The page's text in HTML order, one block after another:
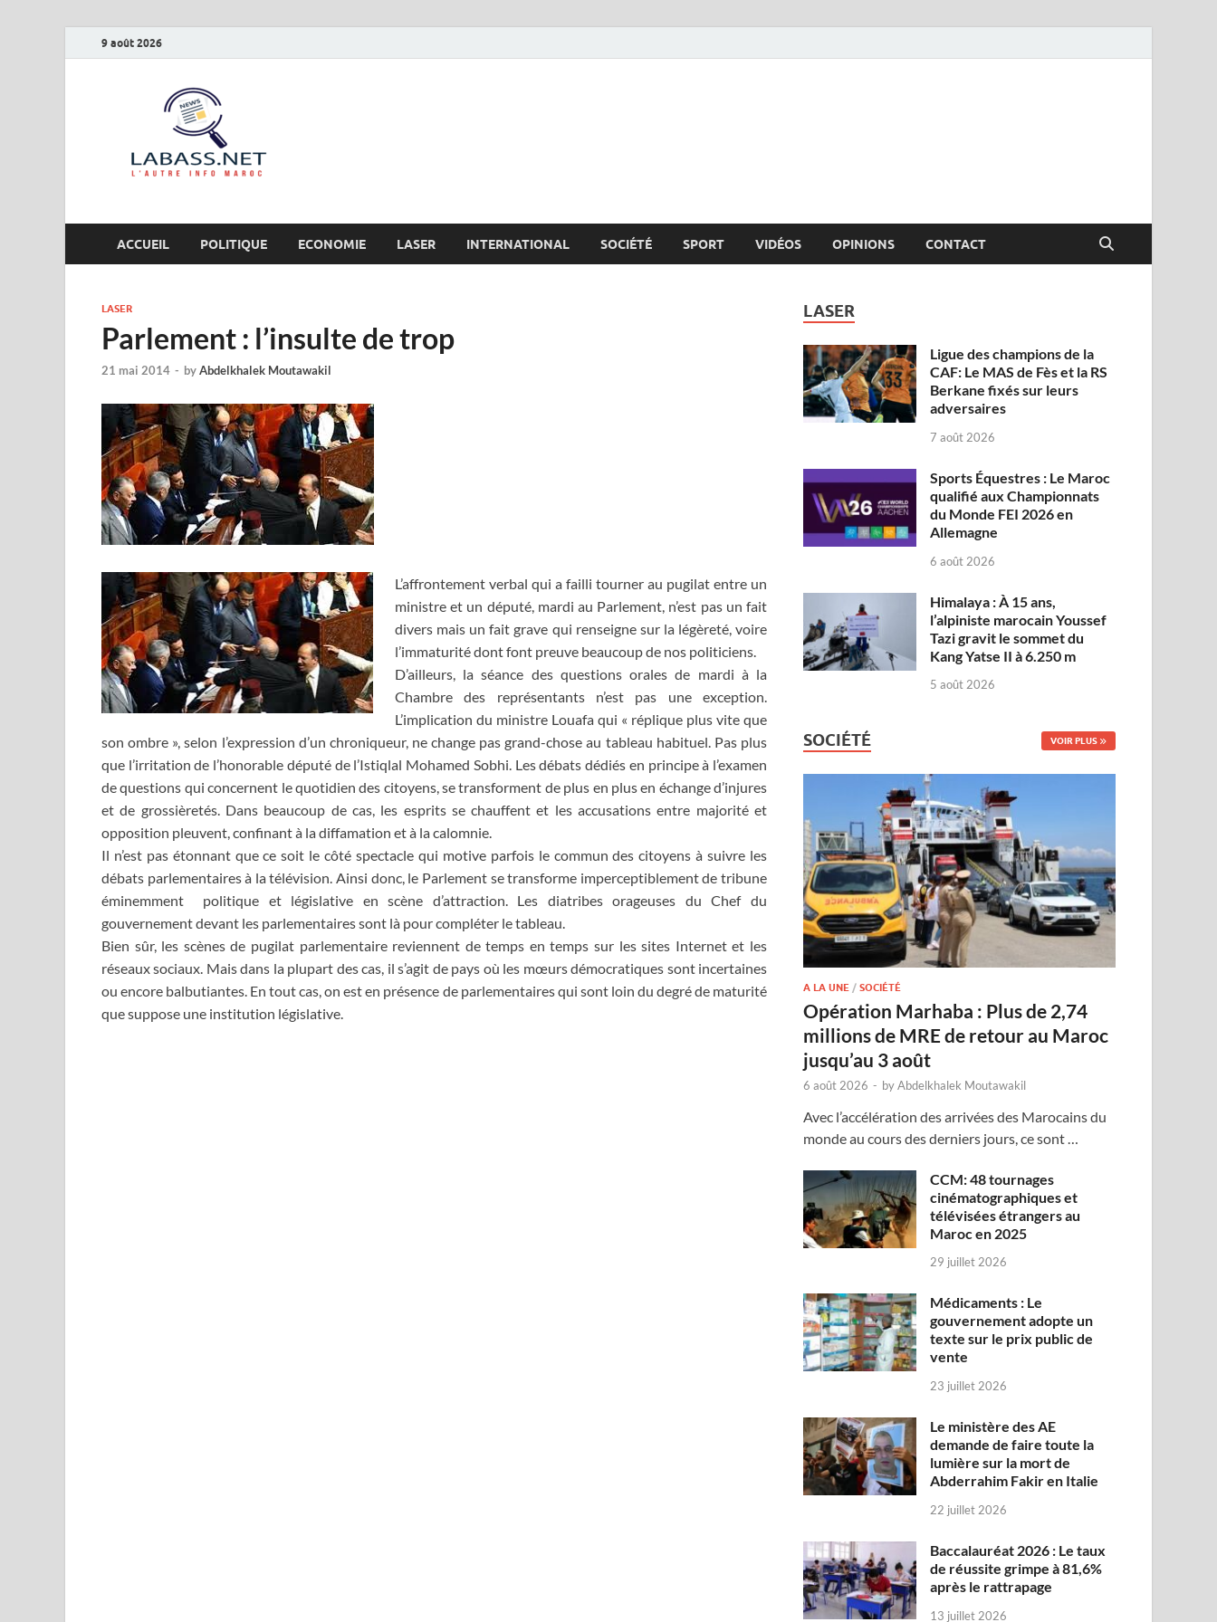
9 août 2026
ACCUEIL POLITIQUE ECONOMIE LASER INTERNATIONAL SOCIÉTÉ SPORT VIDÉOS OPINIONS CONTACT
LASER
Parlement : l’insulte de trop
21 mai 2014 - byAbdelkhalek Moutawakil
L’affrontement verbal qui a failli tourner au pugilat entre un
ministre et un député, mardi au Parlement, n’est pas un fait
divers mais un fait grave qui renseigne sur la légèreté, voire
l’immaturité dont font preuve beaucoup de nos politiciens.
D’ailleurs, la séance des questions orales de mardi à la
Chambre des représentants n’est pas une exception.
L’implication du ministre Louafa qui « réplique plus vite que
son ombre », selon l’expression d’un chroniqueur, ne change pas grand-chose au tableau habituel. Pas plus
que l’irritation de l’honorable député de l’Istiqlal Mohamed Sobhi. Les débats dédiés en principe à l’examen
de questions qui concernent le quotidien des citoyens, se transforment de plus en plus en échange d’injures
et de grossièretés. Dans beaucoup de cas, les esprits se chauffent et les accusations entre majorité et
opposition pleuvent, confinant à la diffamation et à la calomnie.
Il n’est pas étonnant que ce soit le côté spectacle qui motive parfois le commun des citoyens à suivre les
débats parlementaires à la télévision. Ainsi donc, le Parlement se transforme imperceptiblement de tribune
éminemment politique et législative en scène d’attraction. Les diatribes orageuses du Chef du
gouvernement devant les parlementaires sont là pour compléter le tableau.
Bien sûr, les scènes de pugilat parlementaire reviennent de temps en temps sur les sites Internet et les
réseaux sociaux. Mais dans la plupart des cas, il s’agit de pays où les mœurs démocratiques sont incertaines
ou encore balbutiantes. En tout cas, on est en présence de parlementaires qui sont loin du degré de maturité
que suppose une institution législative.
LASER
Ligue des champions de la
CAF: Le MAS de Fès et la RS
Berkane fixés sur leurs
adversaires
7 août 2026
Sports Équestres : Le Maroc
qualifié aux Championnats
du Monde FEI 2026 en
Allemagne
6 août 2026
Himalaya : À 15 ans,
l’alpiniste marocain Youssef
Tazi gravit le sommet du
Kang Yatse II à 6.250 m
5 août 2026
SOCIÉTÉ VOIR PLUS
A LA UNE /SOCIÉTÉ
Opération Marhaba : Plus de 2,74
millions de MRE de retour au Maroc
jusqu’au 3 août
6 août 2026 - byAbdelkhalek Moutawakil
Avec l’accélération des arrivées des Marocains du
monde au cours des derniers jours, ce sont …
CCM: 48 tournages
cinématographiques et
télévisées étrangers au
Maroc en 2025
29 juillet 2026
Médicaments : Le
gouvernement adopte un
texte sur le prix public de
vente
23 juillet 2026
Le ministère des AE
demande de faire toute la
lumière sur la mort de
Abderrahim Fakir en Italie
22 juillet 2026
Baccalauréat 2026 : Le taux
de réussite grimpe à 81,6%
après le rattrapage
13 juillet 2026